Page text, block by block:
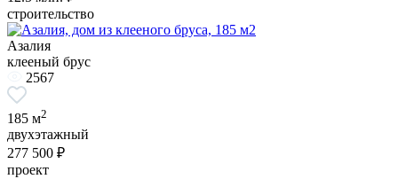
строительство
Азалия
клееный брус
2567
185 м2
двухэтажный
277 500 ₽
проект